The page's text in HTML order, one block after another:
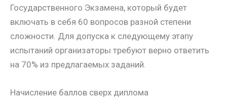
Государственного Экзамена, который будет
включать в себя 60 вопросов разной степени
сложности. Для допуска к следующему этапу
испытаний организаторы требуют верно ответить
на 70% из предлагаемых заданий.
Начисление баллов сверх диплома